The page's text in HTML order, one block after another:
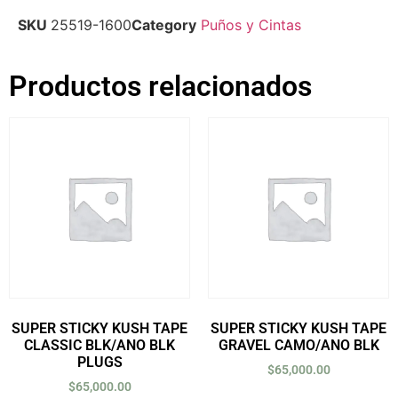
SKU 25519-1600Category Puños y Cintas
Productos relacionados
SUPER STICKY KUSH TAPE
CLASSIC BLK/ANO BLK
PLUGS
$65,000.00
SUPER STICKY KUSH TAPE
GRAVEL CAMO/ANO BLK
$65,000.00